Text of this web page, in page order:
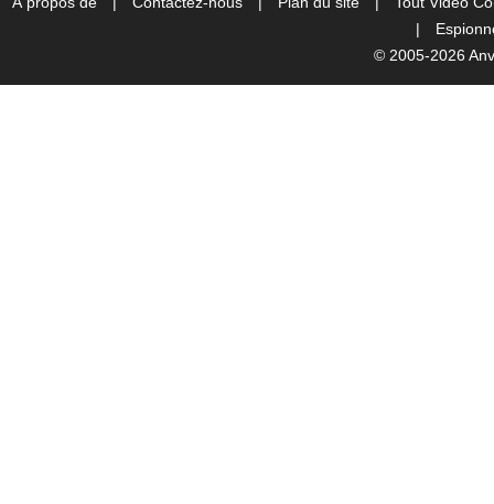
|
© 2005-2026